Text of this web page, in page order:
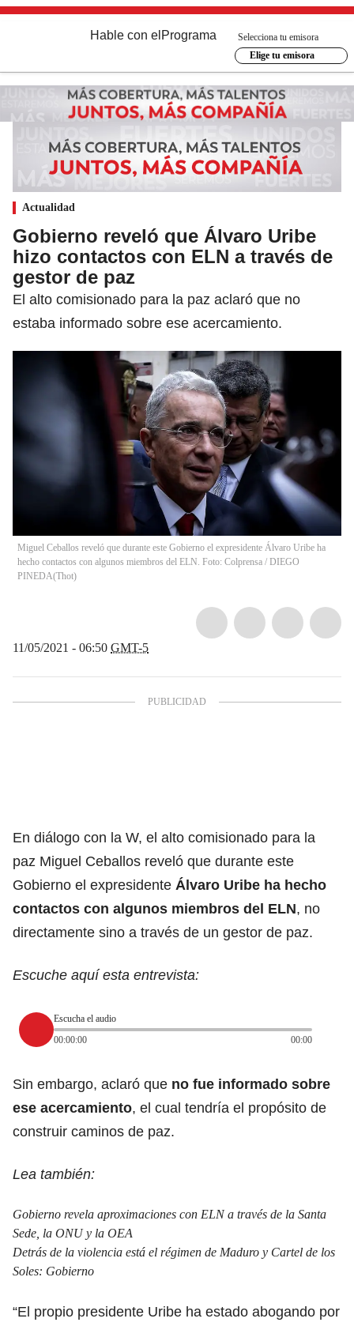
Hable con el Programa
Selecciona tu emisora
Elige tu emisora
Actualidad
Gobierno reveló que Álvaro Uribe
hizo contactos con ELN a través de
gestor de paz
El alto comisionado para la paz aclaró que no
estaba informado sobre ese acercamiento.
Miguel Ceballos reveló que durante este Gobierno el expresidente Álvaro Uribe ha
hecho contactos con algunos miembros del ELN. Foto: Colprensa / DIEGO
PINEDA(Thot)
11/05/2021 - 06:50 GMT-5
En diálogo con la W, el alto comisionado para la
paz Miguel Ceballos reveló que durante este
Gobierno el expresidente Álvaro Uribe ha hecho
contactos con algunos miembros del ELN, no
directamente sino a través de un gestor de paz.
Escuche aquí esta entrevista:
Escucha el audio
00:00:00
00:00
Sin embargo, aclaró que no fue informado sobre
ese acercamiento, el cual tendría el propósito de
construir caminos de paz.
Lea también:
Gobierno revela aproximaciones con ELN a través de la Santa
Sede, la ONU y la OEA
Detrás de la violencia está el régimen de Maduro y Cartel de los
Soles: Gobierno
“El propio presidente Uribe ha estado abogando por